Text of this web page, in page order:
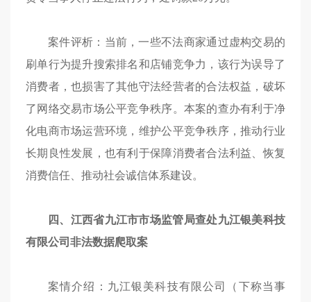
案件评析：当前，一些不法商家通过虚构交易的
刷单行为提升搜索排名和店铺竞争力，该行为误导了
消费者，也损害了其他守法经营者的合法权益，破坏
了网络交易市场公平竞争秩序。本案的查办有利于净
化电商市场运营环境，维护公平竞争秩序，推动行业
长期良性发展，也有利于保障消费者合法利益、恢复
消费信任、推动社会诚信体系建设。
四、江西省九江市市场监管局查处九江银美科技
有限公司非法数据爬取案
案情介绍：九江银美科技有限公司（下称当事